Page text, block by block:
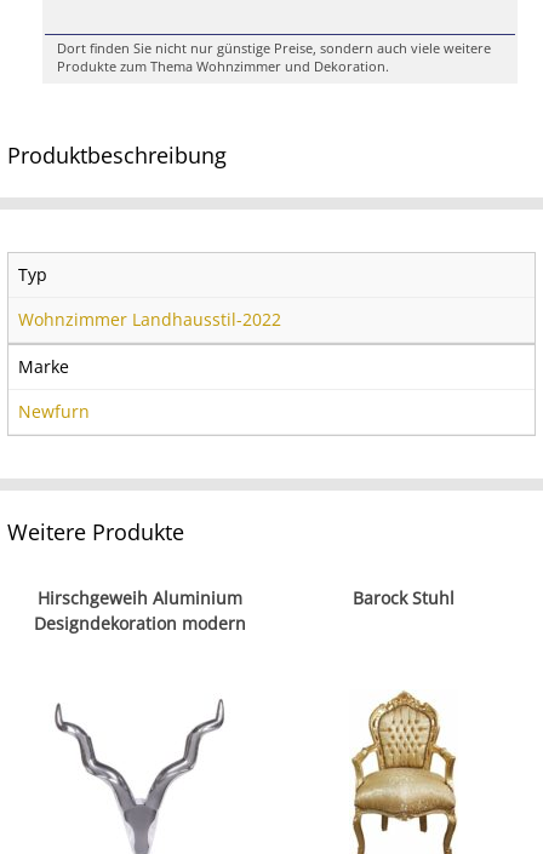
Dort finden Sie nicht nur günstige Preise, sondern auch viele weitere
Produkte zum Thema Wohnzimmer und Dekoration.
Produktbeschreibung
Typ
Wohnzimmer Landhausstil-2022
Marke
Newfurn
Weitere Produkte
Hirschgeweih Aluminium
Designdekoration modern
Barock Stuhl